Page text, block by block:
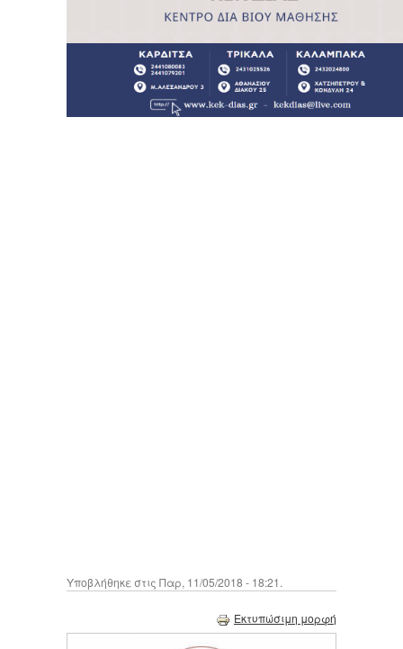
Υποβλήθηκε στις Παρ, 11/05/2018 - 18:21.
Εκτυπώσιμη μορφή